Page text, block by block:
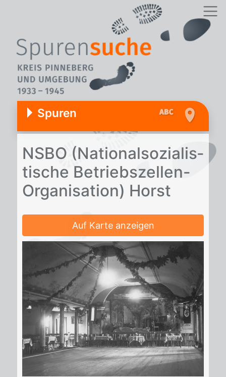
Spuren
NSBO (Na­tio­nal­so­zia­lis­
ti­sche Be­triebs­zel­len-
Or­ga­ni­sa­ti­on) Horst
Auf Karte anzeigen